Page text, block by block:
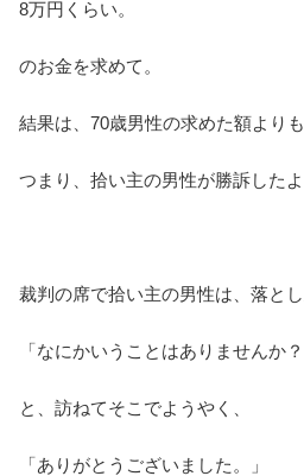
8万円くらい。
のお金を求めて。
結果は、70歳男性の求めた額より
つまり、拾い主の男性が勝訴したよ
裁判の席で拾い主の男性は、落とし
「なにかいうことはありませんか？
と、訪ねてそこでようやく、
「ありがとうございました。」